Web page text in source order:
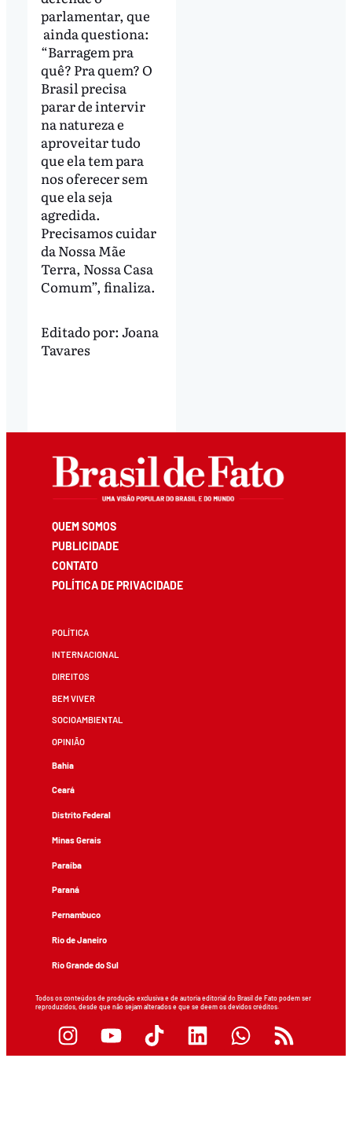
parlamentar, que
ainda questiona:
“Barragem pra
quê? Pra quem? O
Brasil precisa
parar de intervir
na natureza e
aproveitar tudo
que ela tem para
nos oferecer sem
que ela seja
agredida.
Precisamos cuidar
da Nossa Mãe
Terra, Nossa Casa
Comum”, finaliza.
Editado por: Joana
Tavares
QUEM SOMOS
PUBLICIDADE
CONTATO
POLÍTICA DE PRIVACIDADE
POLÍTICA
INTERNACIONAL
DIREITOS
BEM VIVER
SOCIOAMBIENTAL
OPINIÃO
Bahia
Ceará
Distrito Federal
Minas Gerais
Paraíba
Paraná
Pernambuco
Rio de Janeiro
Rio Grande do Sul
Todos os conteúdos de produção exclusiva e de autoria editorial do Brasil de Fato podem ser
reproduzidos, desde que não sejam alterados e que se deem os devidos créditos.